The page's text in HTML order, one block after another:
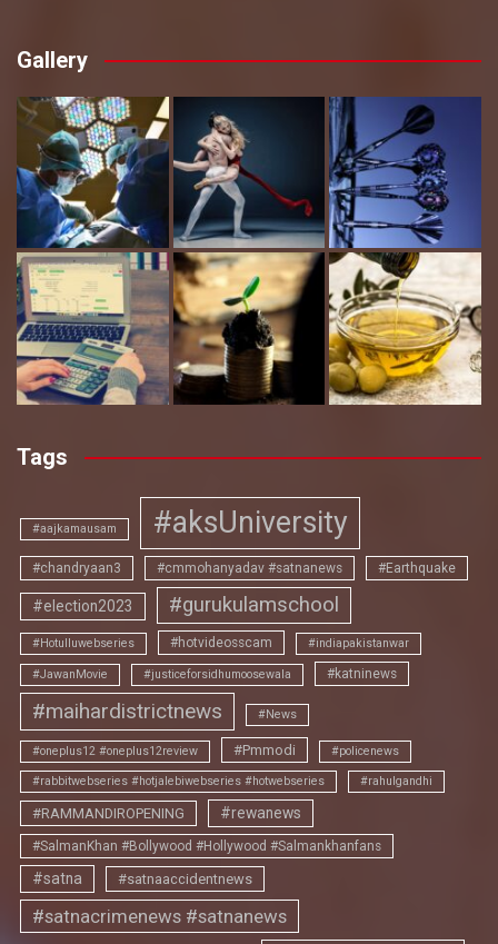
Gallery
Tags
#aajkamausam #aksUniversity
#chandryaan3 #cmmohanyadav #satnanews #Earthquake
#election2023 #gurukulamschool
#Hotulluwebseries #hotvideosscam #indiapakistanwar
#JawanMovie #justiceforsidhumoosewala #katninews
#maihardistrictnews #News
#oneplus12 #oneplus12review #Pmmodi #policenews
#rabbitwebseries #hotjalebiwebseries #hotwebseries #rahulgandhi
#RAMMANDIROPENING #rewanews
#SalmanKhan #Bollywood #Hollywood #Salmankhanfans
#satna #satnaaccidentnews
#satnacrimenews #satnanews